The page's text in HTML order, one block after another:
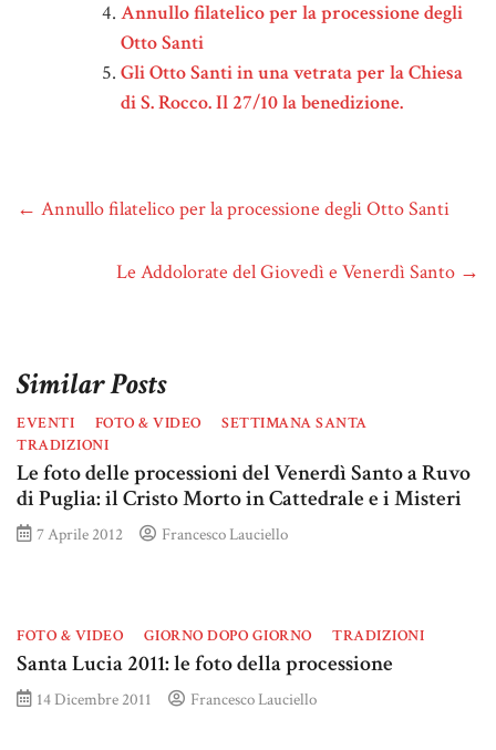
Annullo filatelico per la processione degli
Otto Santi
Gli Otto Santi in una vetrata per la Chiesa
di S. Rocco. Il 27/10 la benedizione.
← Annullo filatelico per la processione degli Otto Santi
Le Addolorate del Giovedì e Venerdì Santo →
Similar Posts
EVENTI FOTO & VIDEO
SETTIMANA SANTA
TRADIZIONI
Le foto delle processioni del Venerdì Santo a Ruvo
di Puglia: il Cristo Morto in Cattedrale e i Misteri
7 Aprile 2012 Francesco Lauciello
FOTO & VIDEO GIORNO DOPO GIORNO TRADIZIONI
Santa Lucia 2011: le foto della processione
14 Dicembre 2011 Francesco Lauciello